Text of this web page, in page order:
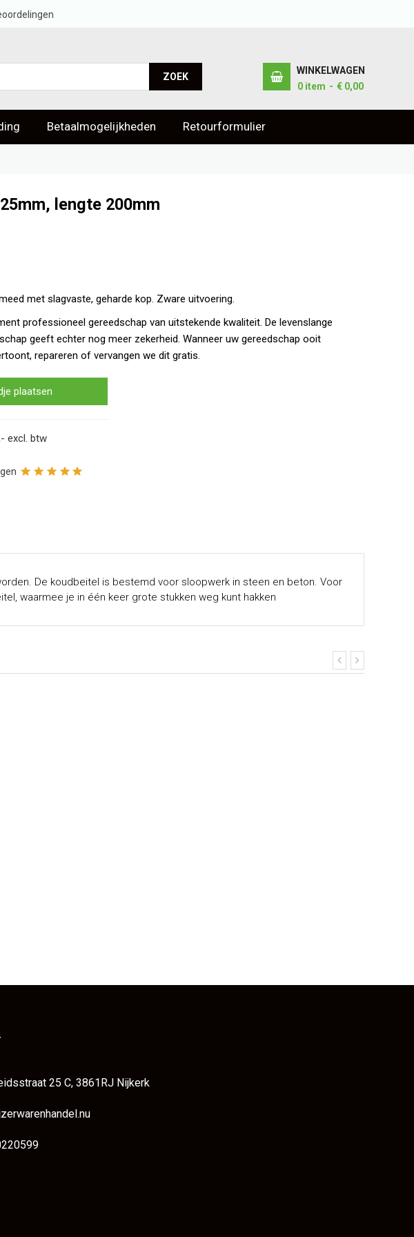
ZOEK
WINKELWAGEN
0 item € 0,00
Betaalmogelijkheden Retourformulier
lengte 200mm
met slagvaste, geharde kop. Zware uitvoering.
professioneel gereedschap van uitstekende kwaliteit. De levenslange
geeft echter nog meer zekerheid. Wanneer uw gereedschap ooit
repareren of vervangen we dit gratis.
plaatsen
excl. btw
De koudbeitel is bestemd voor sloopwerk in steen en beton. Voor
waarmee je in één keer grote stukken weg kunt hakken
25 C, 3861RJ Nijkerk